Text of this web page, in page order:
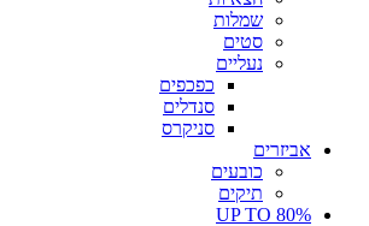
שמלות
סטים
נעליים
כפכפים
סנדלים
סניקרס
אביזרים
כובעים
תיקים
UP TO 80%